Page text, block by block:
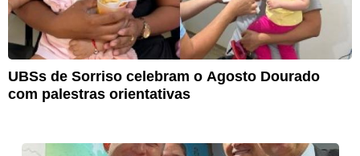
UBSs de Sorriso celebram o Agosto Dourado
com palestras orientativas